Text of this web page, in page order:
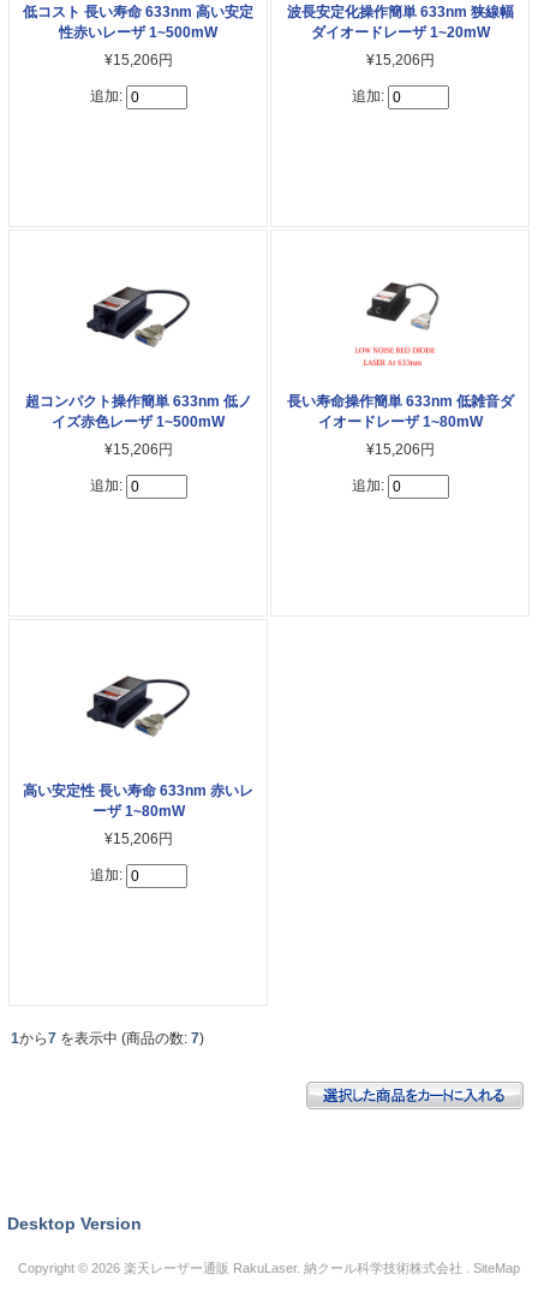
低コスト 長い寿命 633nm 高い安定
性赤いレーザ 1~500mW
¥15,206円
追加:
波長安定化操作簡単 633nm 狭線幅
ダイオードレーザ 1~20mW
¥15,206円
追加:
超コンパクト操作簡単 633nm 低ノ
イズ赤色レーザ 1~500mW
¥15,206円
追加:
長い寿命操作簡単 633nm 低雑音ダ
イオードレーザ 1~80mW
¥15,206円
追加:
高い安定性 長い寿命 633nm 赤いレ
ーザ 1~80mW
¥15,206円
追加:
1から7 を表示中 (商品の数: 7)
Desktop Version
Copyright © 2026 楽天レーザー通販 RakuLaser. 納クール科学技術株式会社 . SiteMap